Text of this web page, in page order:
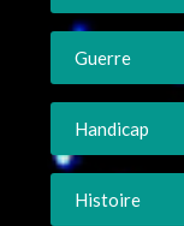
Guerre
Handicap
Histoire